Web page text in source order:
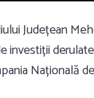
Județean
investiții
Națională